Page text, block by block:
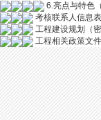
6.亮点与特色
考核联系人信息表
工程建设规划（
工程相关政策文件